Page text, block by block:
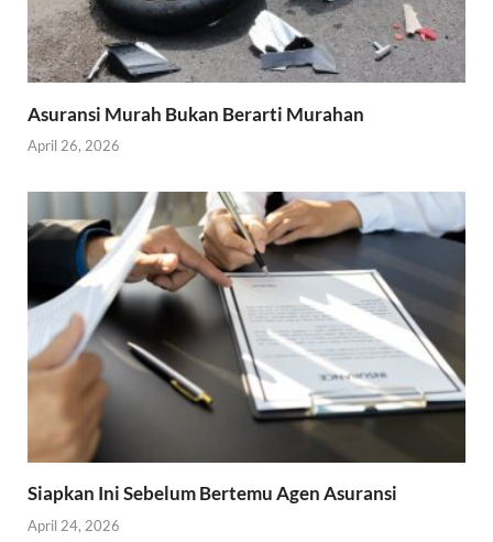
Asuransi Murah Bukan Berarti Murahan
April 26, 2026
Siapkan Ini Sebelum Bertemu Agen Asuransi
April 24, 2026